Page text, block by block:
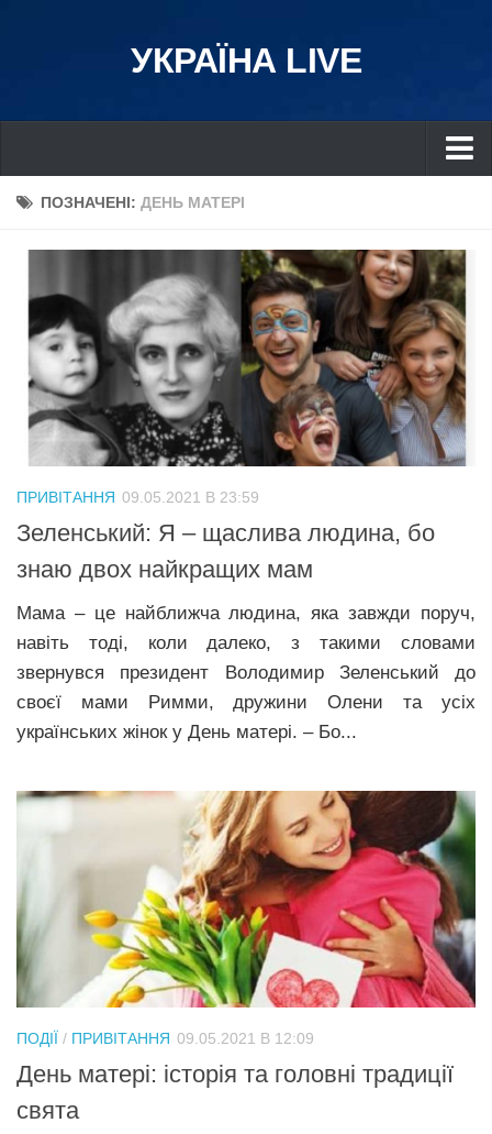
УКРАЇНА LIVE
Україна
Львів
Івано-Франківськ
Харків
Донбас
Одеса
Схід
Прикарпаття
Економіка
Політика
Світ
Цікаво
Наука
Історії
Рецепти
Привітання
Здоров’я
Події
Кримінал
ПОЗНАЧЕНІ: ДЕНЬ МАТЕРІ
ПРИВІТАННЯ 09.05.2021 В 23:59
Зеленський: Я – щаслива людина, бо
знаю двох найкращих мам
Мама – це найближча людина, яка завжди поруч,
навіть тоді, коли далеко, з такими словами
звернувся президент Володимир Зеленський до
своєї мами Римми, дружини Олени та усіх
українських жінок у День матері. – Бо...
ПОДІЇ / ПРИВІТАННЯ 09.05.2021 В 12:09
День матері: історія та головні традиції
свята